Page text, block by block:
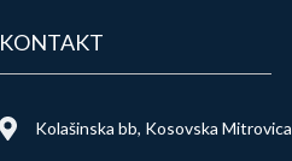
KONTAKT
Kolašinska bb, Kosovska Mitrovica